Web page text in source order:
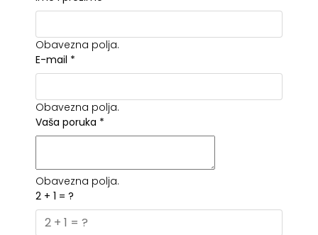
Obavezna polja.
E-mail *
Obavezna polja.
Vaša poruka *
Obavezna polja.
2 + 1 = ?